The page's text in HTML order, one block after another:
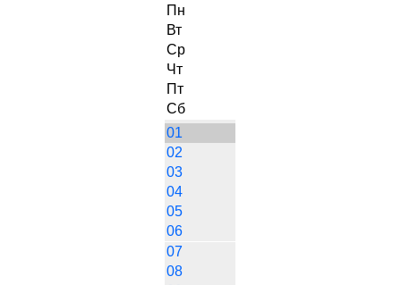
Пн
Вт
Ср
Чт
Пт
Сб
01
02
03
04
05
06
07
08